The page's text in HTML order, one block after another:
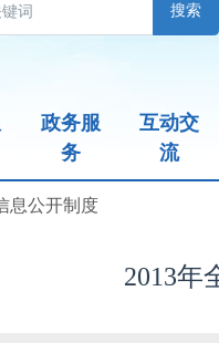
搜索
政务服
务
互动交
流
息公开制度
2013年